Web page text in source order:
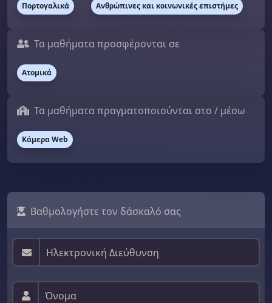
Πορτογαλικά Ανθρώπινες και κοινωνικές επιστήμες
Τα μαθήματα προσφέρονται σε
Ατομικά
Τα μαθήματα πραγματοποιούνται στο / μέσω
Κάμερα Web
Βαθμολογήστε τον δάσκαλό σας